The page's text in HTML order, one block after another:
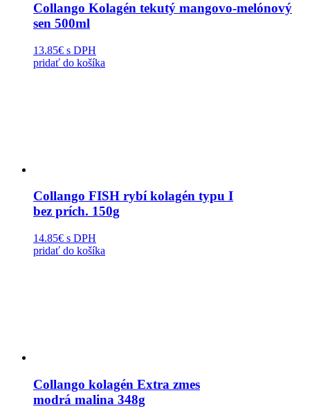
Collango Kolagén tekutý mangovo-melónový
sen 500ml
13.85€ s DPH
pridať do košíka
Collango FISH rybí kolagén typu I
bez prích. 150g
14.85€ s DPH
pridať do košíka
Collango kolagén Extra zmes
modrá malina 348g